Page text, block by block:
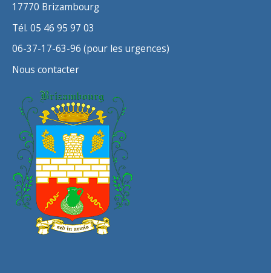
17770 Brizambourg
Tél. 05 46 95 97 03
06-37-17-63-96 (pour les urgences)
Nous contacter